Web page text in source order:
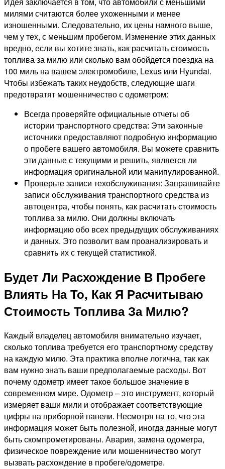
милями считаются более ухоженными и менее
изношенными. Следовательно, их цены намного выше,
чем у тех, с меньшим пробегом. Изменение этих данных
вредно, если вы хотите знать, как расчитать стоимость
топлива за милю или сколько вам обойдется поездка на
100 миль на вашем электромобиле, Lexus или Hyundai.
Чтобы избежать таких неудобств, следующие шаги
предотвратят мошенничество с одометром:
Всегда проверяйте официальные отчеты об
истории транспортного средства: Эти законные
источники предоставляют подробную информацию
о пробеге вашего автомобиля. Вы можете сравнить
эти данные с текущими и решить, является ли
информация оригинальной или манипулированной.
Проверьте записи техобслуживания: Запрашивайте
записи обслуживания транспортного средства из
автоцентра, чтобы понять, как расчитать стоимость
топлива за милю. Они должны включать
информацию обо всех предыдущих обслуживаниях
и данных. Это позволит вам проанализировать и
сравнить их с текущей статистикой.
Будет Ли Расхождение В Пробеге
Влиять На То, Как Я Расчитываю
Стоимость Топлива За Милю?
Каждый владелец автомобиля внимательно изучает,
сколько топлива требуется его транспортному средству
на каждую милю. Эта практика вполне логична, так как
вам нужно знать ваши предполагаемые расходы. Вот
почему одометр имеет такое большое значение в
современном мире. Одометр – это инструмент, который
измеряет ваши мили и отображает соответствующие
цифры на приборной панели. Несмотря на то, что эта
информация может быть полезной, иногда данные могут
быть скомпрометированы. Авария, замена одометра,
физическое повреждение или мошенничество могут
вызвать расхождение в пробеге/одометре.